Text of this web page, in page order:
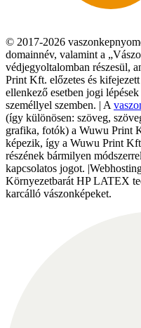
© 2017-2026
domainnév, valamint a
védjegyoltalomban részesül,
Print Kft. előzetes és
ellenkező esetben jogi
személlyel szemben. | A
(így különösen: szöveg,
grafika, fotók) a Wuwu Print
képezik, így a Wuwu Print
részének bármilyen
kapcsolatos jogot.
Környezetbarát HP LATEX
karcálló vászonképeket.